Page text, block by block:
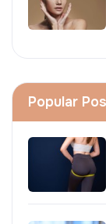
Popular